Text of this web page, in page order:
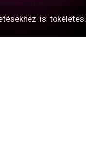
is tökéletes.